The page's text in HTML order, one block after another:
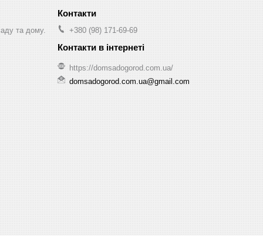
та дому. +380 (98) 171-69-69
https://domsadogorod.com.ua/
domsadogorod.com.ua@gmail.com